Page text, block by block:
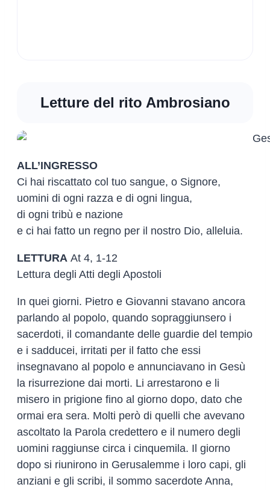
Letture del rito Ambrosiano
ALL’INGRESSO
Ci hai riscattato col tuo sangue, o Signore,
uomini di ogni razza e di ogni lingua,
di ogni tribù e nazione
e ci hai fatto un regno per il nostro Dio, alleluia.
LETTURA At 4, 1-12
Lettura degli Atti degli Apostoli
In quei giorni. Pietro e Giovanni stavano ancora
parlando al popolo, quando sopraggiunsero i
sacerdoti, il comandante delle guardie del tempio
e i sadducei, irritati per il fatto che essi
insegnavano al popolo e annunciavano in Gesù
la risurrezione dai morti. Li arrestarono e li
misero in prigione fino al giorno dopo, dato che
ormai era sera. Molti però di quelli che avevano
ascoltato la Parola credettero e il numero degli
uomini raggiunse circa i cinquemila. Il giorno
dopo si riunirono in Gerusalemme i loro capi, gli
anziani e gli scribi, il sommo sacerdote Anna,